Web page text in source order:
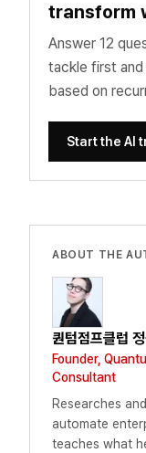
transform
Answer 12
tackle first
based on
Start the AI
ABOUT THE
퀀텀점프클럽
Founder,
Consultant
Researches
automate
teaches what